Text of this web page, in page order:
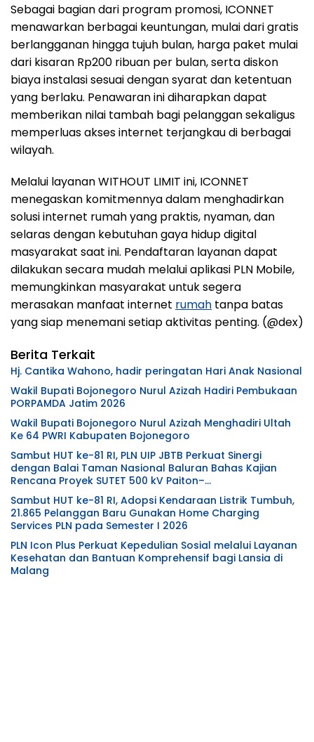
Sebagai bagian dari program promosi, ICONNET
menawarkan berbagai keuntungan, mulai dari gratis
berlangganan hingga tujuh bulan, harga paket mulai
dari kisaran Rp200 ribuan per bulan, serta diskon
biaya instalasi sesuai dengan syarat dan ketentuan
yang berlaku. Penawaran ini diharapkan dapat
memberikan nilai tambah bagi pelanggan sekaligus
memperluas akses internet terjangkau di berbagai
wilayah.
Melalui layanan WITHOUT LIMIT ini, ICONNET
menegaskan komitmennya dalam menghadirkan
solusi internet rumah yang praktis, nyaman, dan
selaras dengan kebutuhan gaya hidup digital
masyarakat saat ini. Pendaftaran layanan dapat
dilakukan secara mudah melalui aplikasi PLN Mobile,
memungkinkan masyarakat untuk segera
merasakan manfaat internet rumah tanpa batas
yang siap menemani setiap aktivitas penting. (@dex)
Berita Terkait
Hj. Cantika Wahono, hadir peringatan Hari Anak Nasional
Wakil Bupati Bojonegoro Nurul Azizah Hadiri Pembukaan
PORPAMDA Jatim 2026
Wakil Bupati Bojonegoro Nurul Azizah Menghadiri Ultah
Ke 64 PWRI Kabupaten Bojonegoro
Sambut HUT ke-81 RI, PLN UIP JBTB Perkuat Sinergi
dengan Balai Taman Nasional Baluran Bahas Kajian
Rencana Proyek SUTET 500 kV Paiton–
Watudodol/Kalipuro
Sambut HUT ke-81 RI, Adopsi Kendaraan Listrik Tumbuh,
21.865 Pelanggan Baru Gunakan Home Charging
Services PLN pada Semester I 2026
PLN Icon Plus Perkuat Kepedulian Sosial melalui Layanan
Kesehatan dan Bantuan Komprehensif bagi Lansia di
Malang